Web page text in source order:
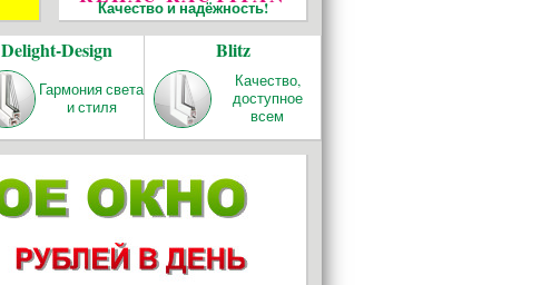
БАЛКОНЫ И
ЛОДЖИИ
Delight-Design
Гармония света
и стиля
Blitz
Качество,
доступное
всем